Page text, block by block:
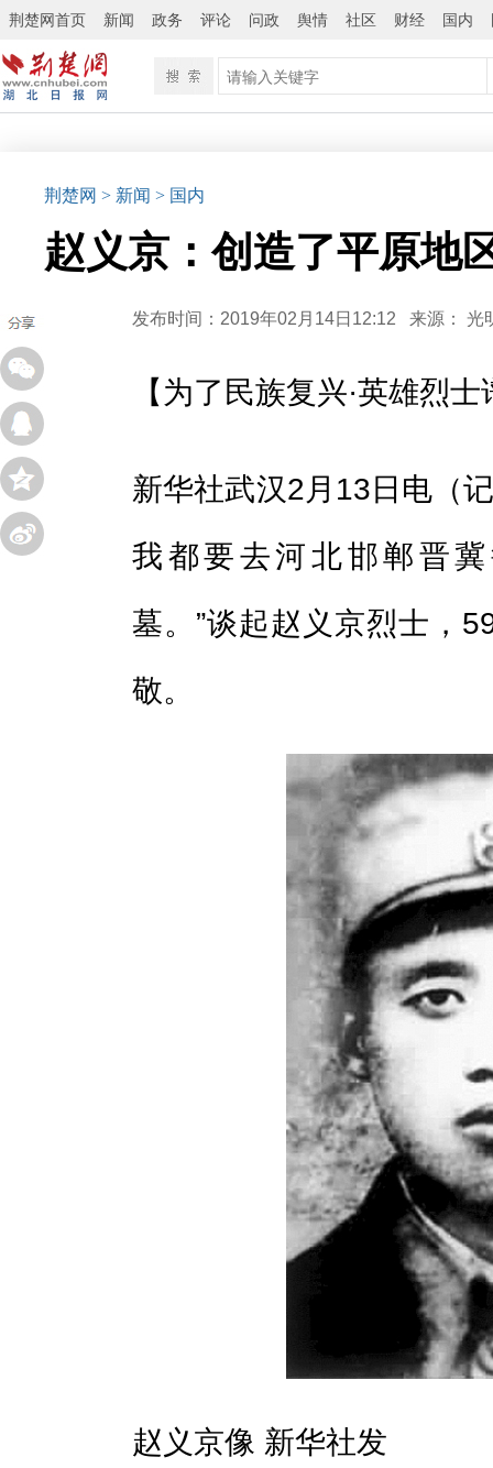
荆楚网首页 新闻 政务 评论 问政 舆情 社区 财经 国内
荆楚网 > 新闻 > 国内
赵义京：创造了平原地
发布时间：2019年02月14日12:12 来源： 光
【为了民族复兴·英雄烈士
新华社武汉2月13日电（
我都要去河北邯郸晋
墓。”谈起赵义京烈士，
敬。
赵义京像 新华社发